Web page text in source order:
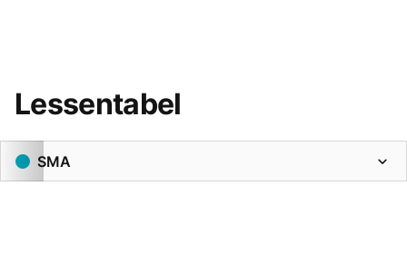
Lessentabel
SMA expand_more